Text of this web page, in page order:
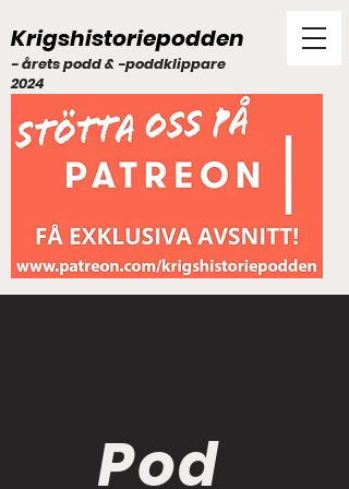
Krigshistoriepodden
- årets podd & -poddklippare
2024
Pod